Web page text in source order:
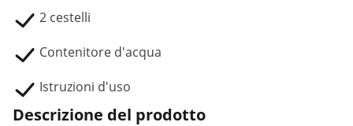
2 cestelli
Contenitore d'acqua
Istruzioni d'uso
Descrizione del prodotto